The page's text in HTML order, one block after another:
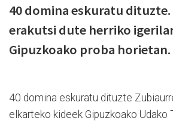
40 domina eskuratu dituzte.
erakutsi dute herriko
Gipuzkoako proba horietan.
40 domina eskuratu dituzte
elkarteko kideek Gipuzkoako Udako